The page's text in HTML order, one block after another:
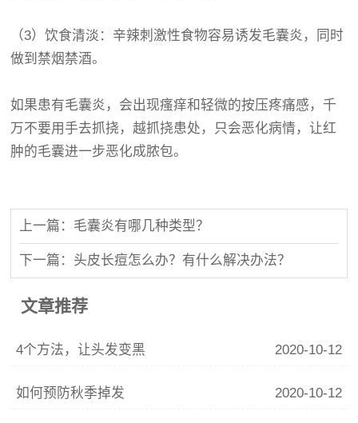
（3）饮食清淡：辛辣刺激性食物容易诱发毛囊炎，同时
做到禁烟禁酒。
如果患有毛囊炎，会出现瘙痒和轻微的按压疼痛感，千
万不要用手去抓挠，越抓挠患处，只会恶化病情，让红
肿的毛囊进一步恶化成脓包。
上一篇：毛囊炎有哪几种类型？
下一篇：头皮长痘怎么办？有什么解决办法？
文章推荐
4个方法，让头发变黑 2020-10-12
如何预防秋季掉发 2020-10-12